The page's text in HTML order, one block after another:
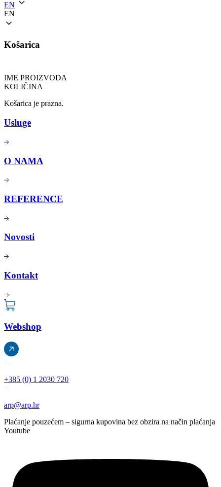
EN
EN
Košarica
IME PROIZVODA
KOLIČINA
Košarica je prazna.
Usluge
O NAMA
REFERENCE
Novosti
Kontakt
Webshop
+385 (0) 1 2030 720
arp@arp.hr
Plaćanje pouzećem – sigurna kupovina bez obzira na način plaćanja
Youtube